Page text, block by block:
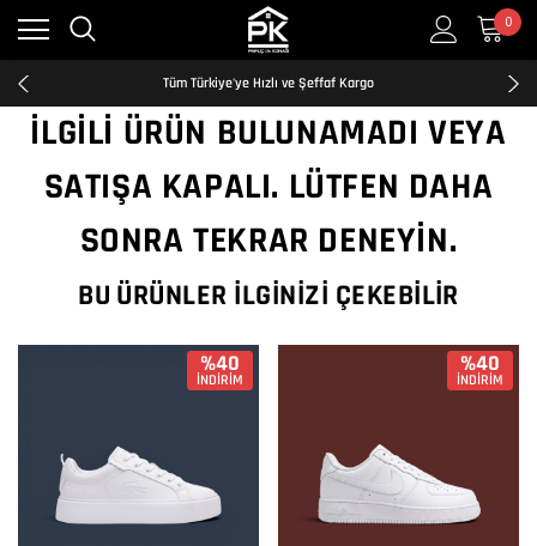
0
Kredi Kartına Taksit İmkanı
2500₺ ve Üzeri Ücretsiz Kargo
Tüm Türkiye'ye Hızlı ve Şeffaf Kargo
Kredi Kartına Taksit İmkanı
2500₺ ve Üzeri Ücretsiz Kargo
Kredi Kartına Taksit İmkanı
İLGILI ÜRÜN BULUNAMADI VEYA
SATIŞA KAPALI. LÜTFEN DAHA
SONRA TEKRAR DENEYIN.
BU ÜRÜNLER İLGINIZI ÇEKEBILIR
%40
İNDİRİM
%40
İNDİRİM